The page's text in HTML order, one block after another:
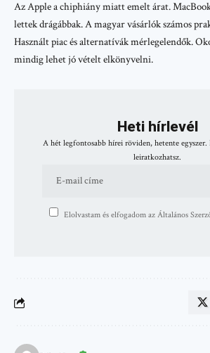
Az Apple a chiphiány miatt emelt árat.
lettek drágábbak. A magyar vásárlók számos
Használt piac és alternatívák mérlegelendők.
mindig lehet jó vételt elkönyvelni.
Heti hírlevél
A hét legfontosabb hírei röviden, hetente egyszer.
leiratkozhatsz.
Elolvastam és elfogadom az Általános